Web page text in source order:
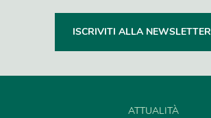
ISCRIVITI ALLA NEWSLETTER
ATTUALITÀ